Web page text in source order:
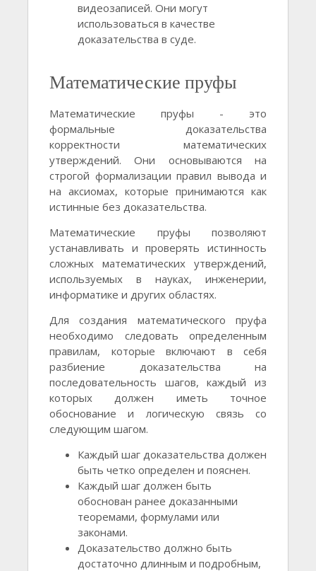
видеозаписей. Они могут
использоваться в качестве
доказательства в суде.
Математические пруфы
Математические пруфы - это
формальные доказательства
корректности математических
утверждений. Они основываются на
строгой формализации правил вывода и
на аксиомах, которые принимаются как
истинные без доказательства.
Математические пруфы позволяют
устанавливать и проверять истинность
сложных математических утверждений,
используемых в науках, инженерии,
информатике и других областях.
Для создания математического пруфа
необходимо следовать определенным
правилам, которые включают в себя
разбиение доказательства на
последовательность шагов, каждый из
которых должен иметь точное
обоснование и логическую связь со
следующим шагом.
Каждый шаг доказательства должен
быть четко определен и пояснен.
Каждый шаг должен быть
обоснован ранее доказанными
теоремами, формулами или
законами.
Доказательство должно быть
достаточно длинным и подробным,